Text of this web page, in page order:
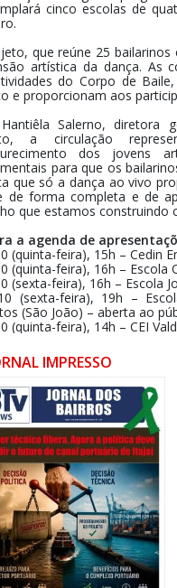
cinco escolas de
que reúne 25
artística da dança. As
do Corpo de
e proporcionam aos
Salerno, diretora
a circulação
dos jovens
para que os
que só a dança ao vivo
de forma completa e de
que estamos construindo
a agenda de
(quinta-feira), 15h – Cedin
(quinta-feira), 16h – Escola
(sexta-feira), 16h – Escola
(sexta-feira), 19h –
(São João) – aberta ao
(quinta-feira), 14h – CEI
apresentações estão
com datas e locais
final do Corpo de
no Teatro Municipal de
o projeto
de Baile de Itajaí tem
profissionais, por
de formação técnica
seguem até novembro
A iniciativa é uma
de Incentivo à
Catarina, aprovado pela
da Havan e da
IMPRESSO